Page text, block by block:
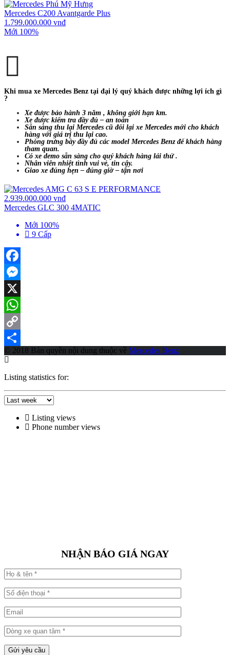
Mercedes C200 Avantgarde Plus
1.799.000.000 vnđ
Mới 100%
Khi mua xe Mercedes Benz tại đại lý quý khách được những lợi ích gì
?
Xe được bảo hành 3 năm , không giới hạn km.
Xe được kiểm tra đầy đủ – an toàn
Sẵn sàng thu lại Mercedes cũ đổi lại xe Mercedes mới cho khách
hàng với giá trị thu lại cao.
Phòng trưng bày đầy đủ các model Mercedes Benz để khách hàng
tham quan.
Có xe demo sẵn sàng cho quý khách hàng lái thử .
Nhân viên nhiệt tình vui vẻ, tin cậy.
Giao xe đúng hẹn – đúng giờ – tận nơi
2.939.000.000 vnđ
Mercedes GLC 300 4MATIC
Mới 100%
9 Cấp
Facebook
Messenger
X
WhatsApp
Copy
Link
Share
© 2018 Bản quyền nội dung thuộc về Mercedes Benz
Listing statistics for:
Listing views
Phone number views
NHẬN BÁO GIÁ NGAY